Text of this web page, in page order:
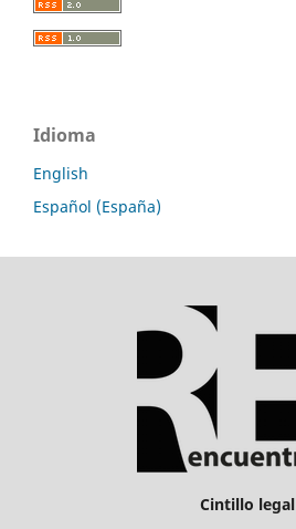
Idioma
English
Español (España)
Cintillo legal